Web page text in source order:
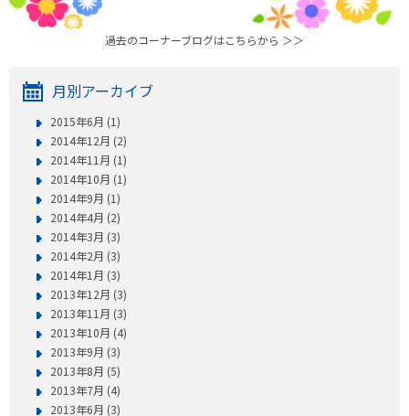
過去のコーナーブログはこちらから ＞＞
月別アーカイブ
2015年6月 (1)
2014年12月 (2)
2014年11月 (1)
2014年10月 (1)
2014年9月 (1)
2014年4月 (2)
2014年3月 (3)
2014年2月 (3)
2014年1月 (3)
2013年12月 (3)
2013年11月 (3)
2013年10月 (4)
2013年9月 (3)
2013年8月 (5)
2013年7月 (4)
2013年6月 (3)